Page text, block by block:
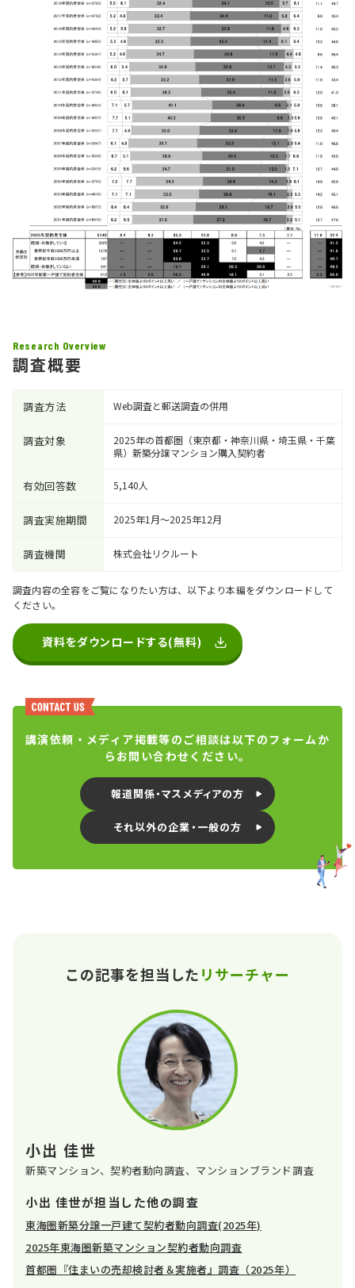
Research Overview
調査概要
調査方法 Web調査と郵送調査の併用
調査対象
2025年の首都圏（東京都・神奈川県・埼玉県・千葉
県）新築分譲マンション購入契約者
有効回答数 5,140人
調査実施期間 2025年1月～2025年12月
調査機関 株式会社リクルート
調査内容の全容をご覧になりたい方は、以下より本編をダウンロードして
ください。
資料をダウンロードする(無料)
講演依頼・メディア掲載等のご相談は以下のフォームか
らお問い合わせください。
報道関係・マスメディアの方
それ以外の企業・一般の方
この記事を担当したリサーチャー
小出 佳世
新築マンション、契約者動向調査、マンションブランド調査
小出 佳世が担当した他の調査
東海圏新築分譲一戸建て契約者動向調査(2025年)
2025年東海圏新築マンション契約者動向調査
首都圏『住まいの売却検討者＆実施者』調査（2025年）